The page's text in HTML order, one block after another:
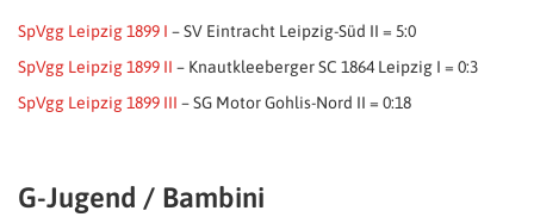
SpVgg Leipzig 1899 I – SV Eintracht Leipzig-Süd II = 5:0
SpVgg Leipzig 1899 II – Knautkleeberger SC 1864 Leipzig I = 0:3
SpVgg Leipzig 1899 III – SG Motor Gohlis-Nord II = 0:18
G-Jugend / Bambini